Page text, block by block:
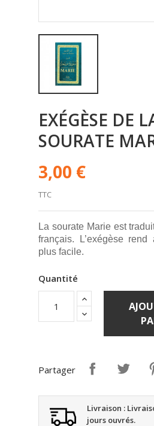
EXÉGÈSE DE
SOURATE
3,00 €
TTC
La sourate Marie est
français. L’exégèse
plus facile.
Quantité
Partager
Livraison :
jours ouvrés.